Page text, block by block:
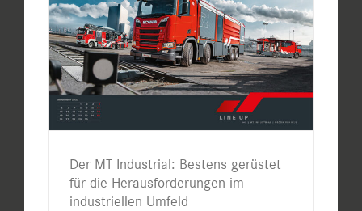
Der MT Industrial: Bestens gerüstet
für die Herausforderungen im
industriellen Umfeld